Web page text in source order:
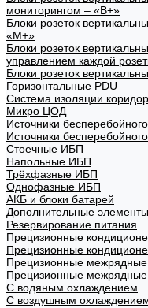
мониторингом – «В+»
Блоки розеток
«М+»
Блоки розеток
управлением каждой
Блоки розеток
Горизонтальные PDU
Система изоляции
Микро ЦОД
Источники
Источники
Стоечные ИБП
Напольные ИБП
Трёхфазные ИБП
Однофазные ИБП
АКБ и блоки батарей
Дополнительные
Резервирование питания
Прецизионные
Прецизионные
Прецизионные межрядные
Прецизионные межрядные
С водяным охлаждением
С воздушным